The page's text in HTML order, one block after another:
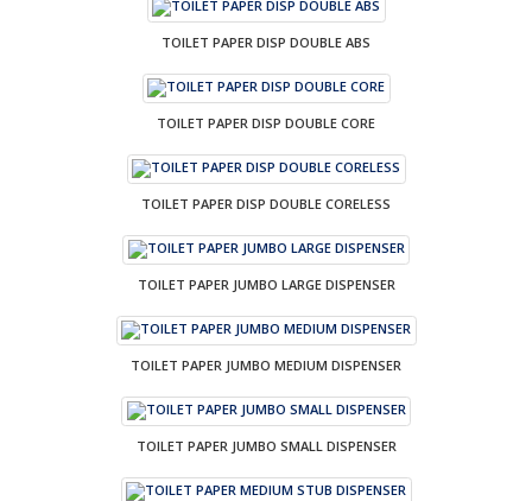
TOILET PAPER DISP DOUBLE ABS
TOILET PAPER DISP DOUBLE CORE
TOILET PAPER DISP DOUBLE CORELESS
TOILET PAPER JUMBO LARGE DISPENSER
TOILET PAPER JUMBO MEDIUM DISPENSER
TOILET PAPER JUMBO SMALL DISPENSER